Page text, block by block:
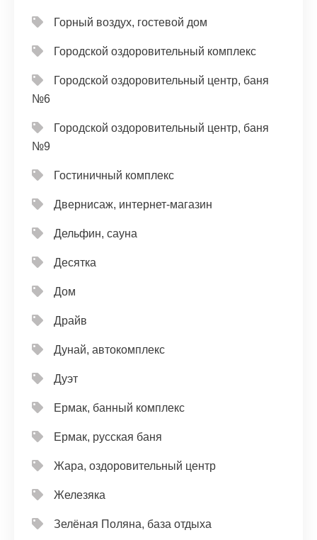
Горный воздух, гостевой дом
Городской оздоровительный комплекс
Городской оздоровительный центр, баня
№6
Городской оздоровительный центр, баня
№9
Гостиничный комплекс
Двернисаж, интернет-магазин
Дельфин, сауна
Десятка
Дом
Драйв
Дунай, автокомплекс
Дуэт
Ермак, банный комплекс
Ермак, русская баня
Жара, оздоровительный центр
Железяка
Зелёная Поляна, база отдыха